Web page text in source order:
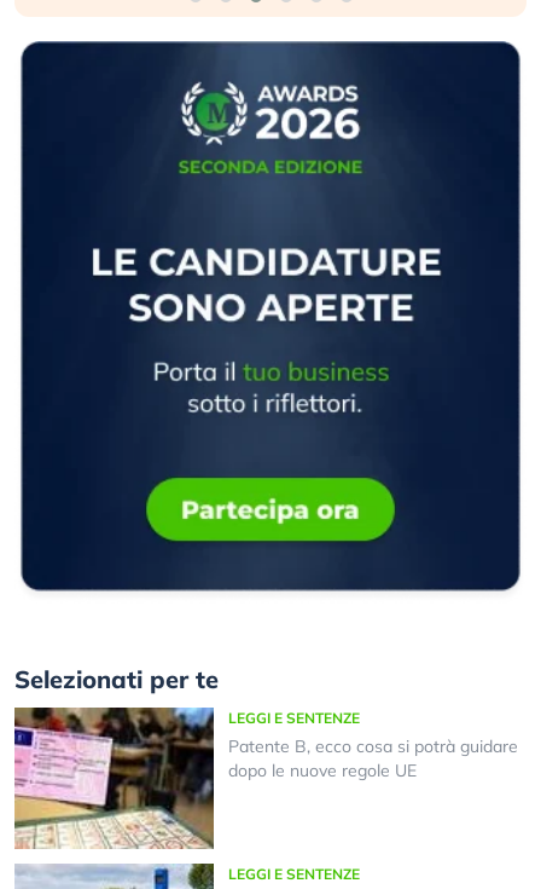
Selezionati per te
LEGGI E SENTENZE
Patente B, ecco cosa si potrà guidare
dopo le nuove regole UE
LEGGI E SENTENZE